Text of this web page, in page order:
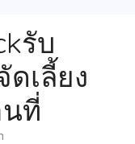
รับ
เลี้ยง
ที่